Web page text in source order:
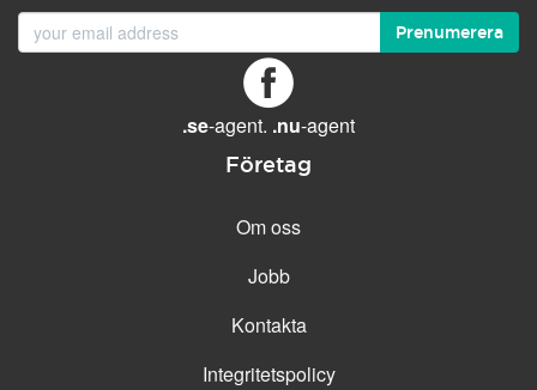
Prenumerera
.se-agent. .nu-agent
Företag
Om oss
Jobb
Kontakta
Integritetspolicy